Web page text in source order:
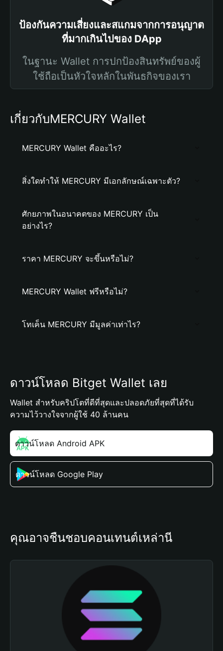
ป้องกันความเสี่ยงและสแกมจากการอนุญาต
ที่มากเกินไปของ DApp
ในฐานะ Wallet การปกป้องสินทรัพย์ของผู้
ใช้ถือเป็นหัวใจหลักในพันธกิจของเรา
เกี่ยวกับMERCURY Wallet
MERCURY Wallet คืออะไร?
สิ่งใดทำให้ MERCURY มีเอกลักษณ์เฉพาะตัว?
ศักยภาพในอนาคตของ MERCURY เป็น
อย่างไร?
ราคา MERCURY จะขึ้นหรือไม่?
MERCURY Wallet ฟรีหรือไม่?
โทเค็น MERCURY มีมูลค่าเท่าไร?
ดาวน์โหลด Bitget Wallet เลย
Wallet สำหรับคริปโตที่ดีที่สุดและปลอดภัยที่สุดที่ได้รับ
ความไว้วางใจจากผู้ใช้ 40 ล้านคน
ดาวน์โหลด Android APK
ดาวน์โหลด Google Play
คุณอาจชื่นชอบคอนเทนต์เหล่านี้